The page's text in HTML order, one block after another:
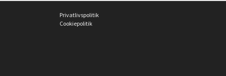
Privatlivspolitik
Cookiepolitik